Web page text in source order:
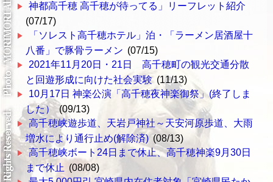
神都高千穂 高千穂が待ってる」リーフレット紹介
(07/17)
「ソレスト高千穂ホテル」泊・「ラーメン居酒屋十
八番」で豚骨ラーメン (07/15)
2021年11月20日・21日 高千穂町の観光交通分散
と回遊形成に向けた社会実験 (11/13)
10月17日 神楽公演「高千穂夜神楽御祭」(終了しま
した） (09/13)
高千穂峡遊歩道、天岩戸神社～天安河原歩道、大雨
増水により通行止め(解除済)(08/13)
高千穂峡ボート24日まで休止、高千穂神楽9月30日
まで休止 (08/08)